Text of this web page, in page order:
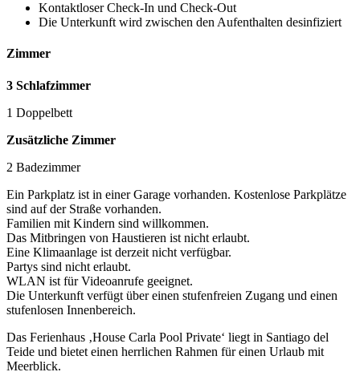
Kontaktloser Check-In und Check-Out
Die Unterkunft wird zwischen den Aufenthalten desinfiziert
Zimmer
3 Schlafzimmer
1 Doppelbett
Zusätzliche Zimmer
2 Badezimmer
Ein Parkplatz ist in einer Garage vorhanden. Kostenlose Parkplätze
sind auf der Straße vorhanden.
Familien mit Kindern sind willkommen.
Das Mitbringen von Haustieren ist nicht erlaubt.
Eine Klimaanlage ist derzeit nicht verfügbar.
Partys sind nicht erlaubt.
WLAN ist für Videoanrufe geeignet.
Die Unterkunft verfügt über einen stufenfreien Zugang und einen
stufenlosen Innenbereich.
Das Ferienhaus ‚House Carla Pool Private‘ liegt in Santiago del
Teide und bietet einen herrlichen Rahmen für einen Urlaub mit
Meerblick.